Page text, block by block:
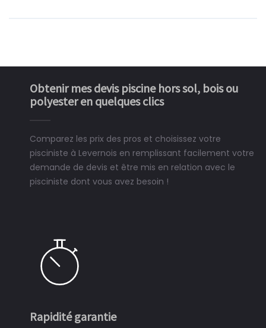
Obtenir mes devis piscine hors sol, bois ou
polyester en quelques clics
Comparez les prix des pros et choisissez votre
pisciniste à Levernois en remplissant facilement votre
demande de devis et être mis en relation avec le
pisciniste dont vous avez besoin !
Rapidité garantie